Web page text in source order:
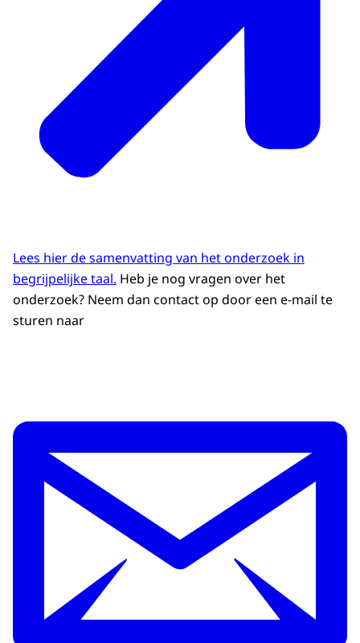
Lees hier de samenvatting van het onderzoek in
begrijpelijke taal. Heb je nog vragen over het
onderzoek? Neem dan contact op door een e-mail te
sturen naar